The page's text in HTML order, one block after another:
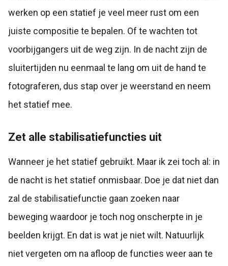
werken op een statief je veel meer rust om een
juiste compositie te bepalen. Of te wachten tot
voorbijgangers uit de weg zijn. In de nacht zijn de
sluitertijden nu eenmaal te lang om uit de hand te
fotograferen, dus stap over je weerstand en neem
het statief mee.
Zet alle stabilisatiefuncties uit
Wanneer je het statief gebruikt. Maar ik zei toch al: in
de nacht is het statief onmisbaar. Doe je dat niet dan
zal de stabilisatiefunctie gaan zoeken naar
beweging waardoor je toch nog onscherpte in je
beelden krijgt. En dat is wat je niet wilt. Natuurlijk
niet vergeten om na afloop de functies weer aan te